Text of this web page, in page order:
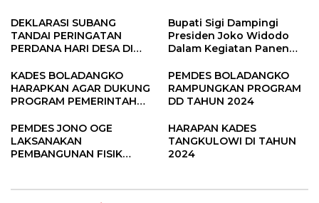
PEMBANGUNAN DESA
DEKLARASI SUBANG
TANDAI PERINGATAN
PERDANA HARI DESA DI
Bupati Sigi Dampingi
Presiden Joko Widodo
Dalam Kegiatan Panen
Pandere
KADES BOLADANGKO
HARAPKAN AGAR DUKUNG
PROGRAM PEMERINTAH
PEMDES BOLADANGKO
RAMPUNGKAN PROGRAM
DD TAHUN 2024
PEMDES JONO OGE
LAKSANAKAN
PEMBANGUNAN FISIK
HARAPAN KADES
TANGKULOWI DI TAHUN
2024